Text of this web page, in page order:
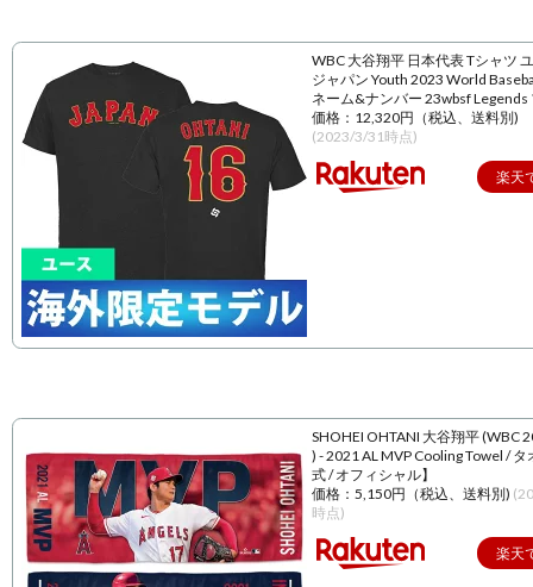
WBC 大谷翔平 日本代表 Tシャツ
ジャパン Youth 2023 World
ネーム&ナンバー 23wbsf Legends
価格：12,320円（税込、送料別)
(2023/3/31時点)
楽天
SHOHEI OHTANI 大谷翔平 (WBC
) - 2021 AL MVP Cooling Towel / タ
式 / オフィシャル】
価格：5,150円（税込、送料別)
時点)
楽天